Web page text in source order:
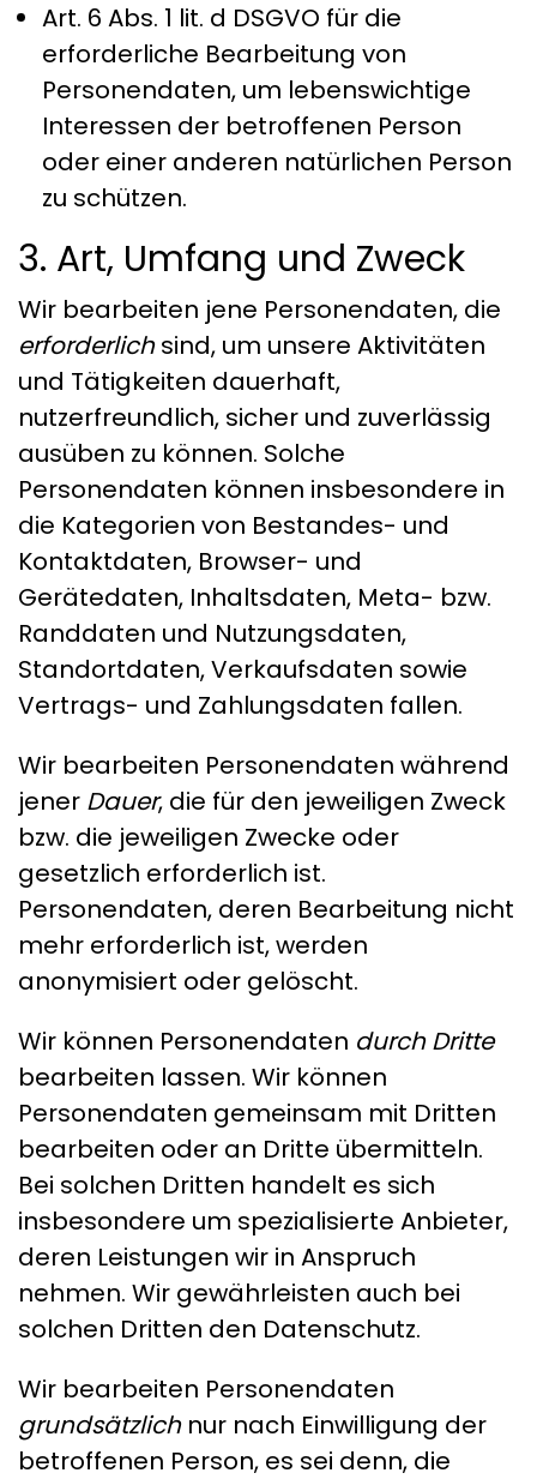
Art. 6 Abs. 1 lit. d DSGVO für die
erforderliche Bearbeitung von
Personendaten, um lebenswichtige
Interessen der betroffenen Person
oder einer anderen natürlichen Person
zu schützen.
3. Art, Umfang und Zweck
Wir bearbeiten jene Personendaten, die
erforderlichsind, um unsere Aktivitäten
und Tätigkeiten dauerhaft,
nutzerfreundlich, sicher und zuverlässig
ausüben zu können. Solche
Personendaten können insbesondere in
die Kategorien von Bestandes- und
Kontaktdaten, Browser- und
Gerätedaten, Inhaltsdaten, Meta- bzw.
Randdaten und Nutzungsdaten,
Standortdaten, Verkaufsdaten sowie
Vertrags- und Zahlungsdaten fallen.
Wir bearbeiten Personendaten während
jener Dauer, die für den jeweiligen Zweck
bzw. die jeweiligen Zwecke oder
gesetzlich erforderlich ist.
Personendaten, deren Bearbeitung nicht
mehr erforderlich ist, werden
anonymisiert oder gelöscht.
Wir können Personendaten durch Dritte
bearbeiten lassen. Wir können
Personendaten gemeinsam mit Dritten
bearbeiten oder an Dritte übermitteln.
Bei solchen Dritten handelt es sich
insbesondere um spezialisierte Anbieter,
deren Leistungen wir in Anspruch
nehmen. Wir gewährleisten auch bei
solchen Dritten den Datenschutz.
Wir bearbeiten Personendaten
grundsätzlichnur nach Einwilligung der
betroffenen Person, es sei denn, die